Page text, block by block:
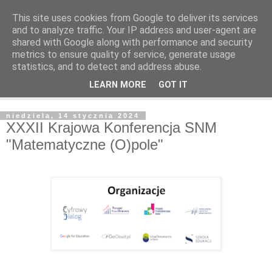
niedziela, 14 stycznia 2024
XXXII Krajowa Konferencja SNM
"Matematyczne (O)pole"
This site uses cookies from Google to deliver its services
and to analyze traffic. Your IP address and user-agent are
shared with Google along with performance and security
metrics to ensure quality of service, generate usage
statistics, and to detect and address abuse.
LEARN MORE GOT IT